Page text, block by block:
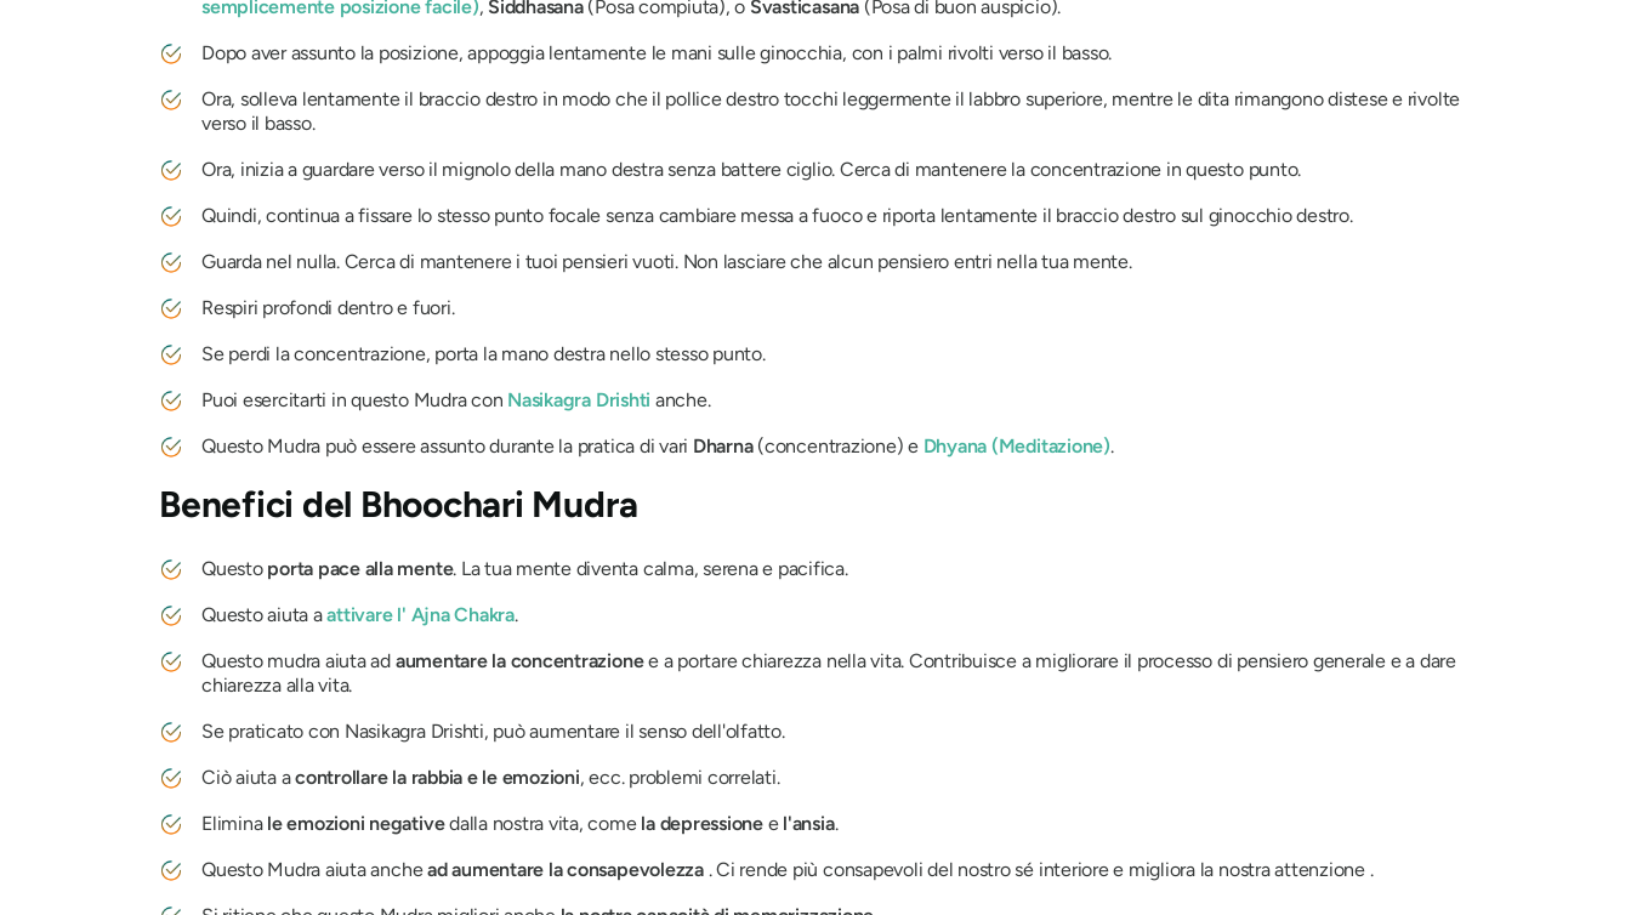
semplicemente posizione facile), Siddhasana(Posa compiuta), o Svasticasana (Posa di buon auspicio).
Dopo aver assunto la posizione, appoggia lentamente le mani sulle ginocchia, con i palmi rivolti verso il basso.
Ora, solleva lentamente il braccio destro in modo che il pollice destro tocchi leggermente il labbro superiore, mentre le dita rimangono distese e rivolte
verso il basso.
Ora, inizia a guardare verso il mignolo della mano destra senza battere ciglio. Cerca di mantenere la concentrazione in questo punto.
Quindi, continua a fissare lo stesso punto focale senza cambiare messa a fuoco e riporta lentamente il braccio destro sul ginocchio destro.
Guarda nel nulla. Cerca di mantenere i tuoi pensieri vuoti. Non lasciare che alcun pensiero entri nella tua mente.
Respiri profondi dentro e fuori.
Se perdi la concentrazione, porta la mano destra nello stesso punto.
Puoi esercitarti in questo Mudracon Nasikagra Drishti anche.
Questo Mudra può essere assunto durante la pratica di vari Dharna(concentrazione) e Dhyana (Meditazione).
Benefici del Bhoochari Mudra
Questo porta pace alla mente. La tua mente diventa calma, serena e pacifica.
Questo aiuta aattivare l' Ajna Chakra.
Questo mudra aiuta ad aumentare la concentrazionee a portare chiarezza nella vita. Contribuisce a migliorare il processo di pensiero generale e a dare
chiarezza alla vita.
Se praticato con Nasikagra Drishti, può aumentare il senso dell'olfatto.
Ciò aiuta acontrollare la rabbia e le emozioni, ecc. problemi correlati.
Elimina le emozioni negativedalla nostra vita, come la depressionee l'ansia.
Questo Mudra aiuta anchead aumentare la consapevolezza. Ci rende più consapevoli del nostro sé interiore e migliora la nostra attenzione .